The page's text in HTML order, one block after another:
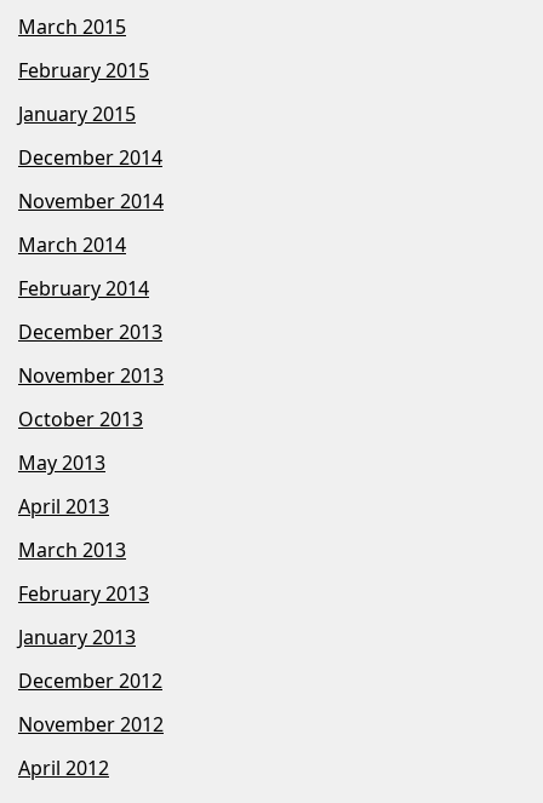
March 2015
February 2015
January 2015
December 2014
November 2014
March 2014
February 2014
December 2013
November 2013
October 2013
May 2013
April 2013
March 2013
February 2013
January 2013
December 2012
November 2012
April 2012